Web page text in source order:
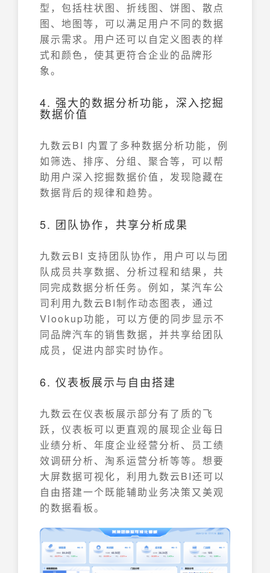
型，包括柱状图、折线图、饼图、散点
图、地图等，可以满足用户不同的数据
展示需求。用户还可以自定义图表的样
式和颜色，使其更符合企业的品牌形
象。
4. 强大的数据分析功能，深入挖掘
数据价值
九数云BI 内置了多种数据分析功能，例
如筛选、排序、分组、聚合等，可以帮
助用户深入挖掘数据价值，发现隐藏在
数据背后的规律和趋势。
5. 团队协作，共享分析成果
九数云BI 支持团队协作，用户可以与团
队成员共享数据、分析过程和结果，共
同完成数据分析任务。例如，某汽车公
司利用九数云BI制作动态图表，通过
Vlookup功能，可以方便的同步显示不
同品牌汽车的销售数据，并共享给团队
成员，促进内部实时协作。
6. 仪表板展示与自由搭建
九数云在仪表板展示部分有了质的飞
跃，仪表板可以更直观的展现企业每日
业绩分析、年度企业经营分析、员工绩
效调研分析、淘系运营分析等等。想要
大屏数据可视化，利用九数云BI还可以
自由搭建一个既能辅助业务决策又美观
的数据看板。